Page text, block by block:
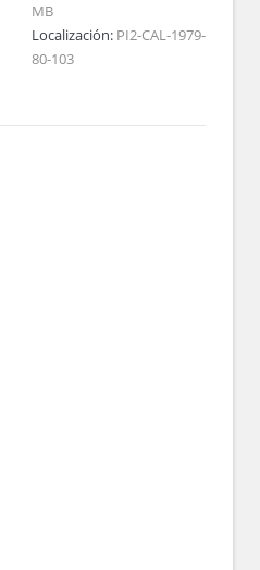
MB
Localización: PI2-CAL-1979-
80-103